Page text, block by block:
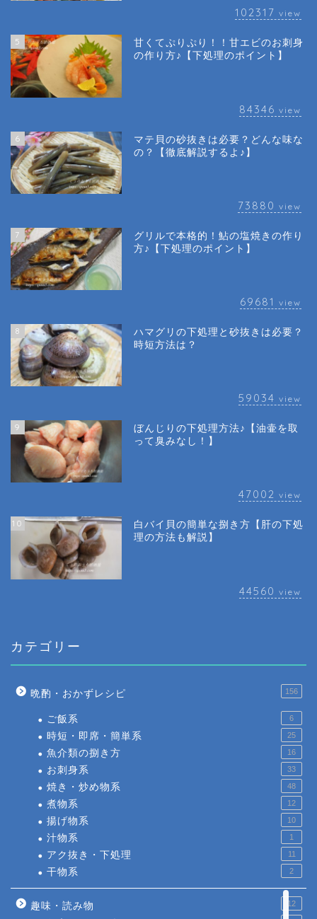
102317 view
5
甘くてぷりぷり！！甘エビのお刺身
の作り方♪【下処理のポイント】
84346 view
6
マテ貝の砂抜きは必要？どんな味な
の？【徹底解説するよ♪】
73880 view
7
グリルで本格的！鮎の塩焼きの作り
方♪【下処理のポイント】
69681 view
8
ハマグリの下処理と砂抜きは必要？
時短方法は？
59034 view
9
ぼんじりの下処理方法♪【油壷を取
って臭みなし！】
47002 view
10
白バイ貝の簡単な捌き方【肝の下処
理の方法も解説】
44560 view
カテゴリー
晩酌・おかずレシピ 156
ご飯系 6
時短・即席・簡単系 25
魚介類の捌き方 16
お刺身系 33
焼き・炒め物系 48
煮物系 12
揚げ物系 10
汁物系 1
アク抜き・下処理 11
干物系 2
趣味・読み物 12